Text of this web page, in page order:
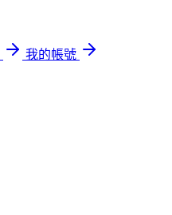
我的帳號